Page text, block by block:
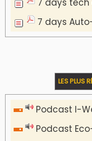
7 days
LES PLUS
Podcast I-
Podcast